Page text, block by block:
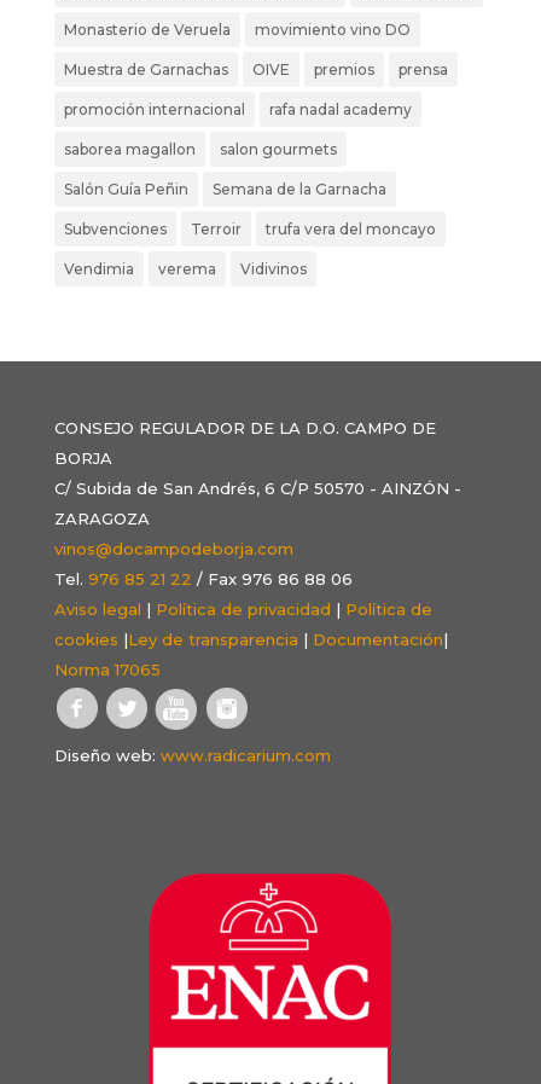
Monasterio de Veruela movimiento vino DO
Muestra de Garnachas OIVE premios prensa
promoción internacional rafa nadal academy
saborea magallon salon gourmets
Salón Guía Peñin Semana de la Garnacha
Subvenciones Terroir trufa vera del moncayo
Vendimia verema Vidivinos
CONSEJO REGULADOR DE LA D.O. CAMPO DE
BORJA
C/ Subida de San Andrés, 6 C/P 50570 - AINZÓN -
ZARAGOZA
vinos@docampodeborja.com
Tel. 976 85 21 22 / Fax 976 86 88 06
Aviso legal | Política de privacidad | Política de
cookies |Ley de transparencia | Documentación|
Norma 17065
Diseño web: www.radicarium.com